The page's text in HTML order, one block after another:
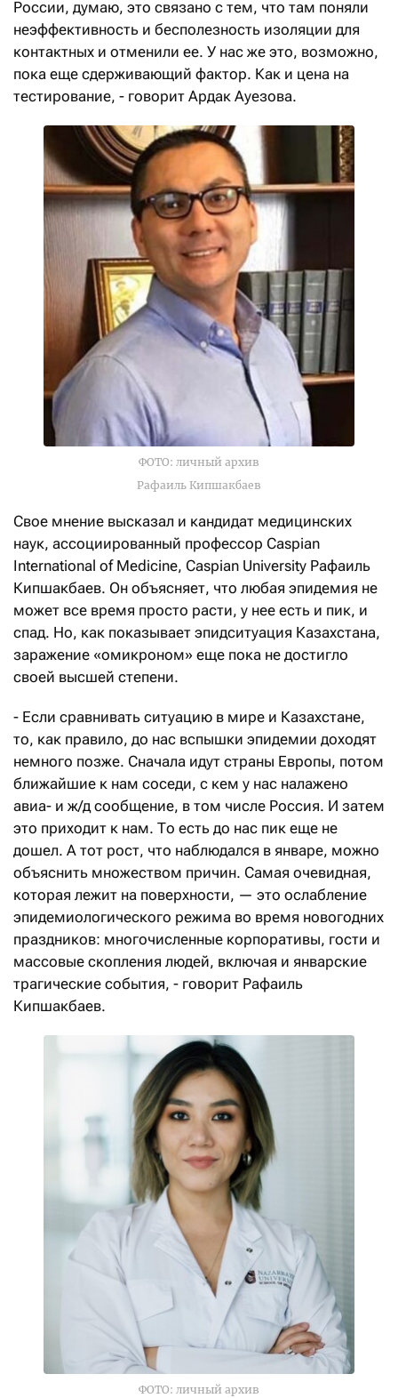
России, думаю, это связано с тем, что там поняли
неэффективность и бесполезность изоляции для
контактных и отменили ее. У нас же это, возможно,
пока еще сдерживающий фактор. Как и цена на
тестирование, - говорит Ардак Ауезова.
ФОТО: личный архив
Рафаиль Кипшакбаев
Свое мнение высказал и кандидат медицинских
наук, ассоциированный профессор Caspian
International of Medicine, Caspian University Рафаиль
Кипшакбаев. Он объясняет, что любая эпидемия не
может все время просто расти, у нее есть и пик, и
спад. Но, как показывает эпидситуация Казахстана,
заражение «омикроном» еще пока не достигло
своей высшей степени.
- Если сравнивать ситуацию в мире и Казахстане,
то, как правило, до нас вспышки эпидемии доходят
немного позже. Сначала идут страны Европы, потом
ближайшие к нам соседи, с кем у нас налажено
авиа- и ж/д сообщение, в том числе Россия. И затем
это приходит к нам. То есть до нас пик еще не
дошел. А тот рост, что наблюдался в январе, можно
объяснить множеством причин. Самая очевидная,
которая лежит на поверхности, — это ослабление
эпидемиологического режима во время новогодних
праздников: многочисленные корпоративы, гости и
массовые скопления людей, включая и январские
трагические события, - говорит Рафаиль
Кипшакбаев.
ФОТО: личный архив